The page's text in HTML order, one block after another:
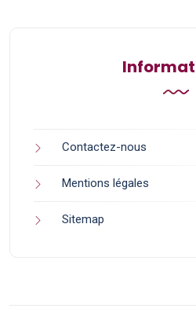
Contactez-nous
Mentions légales
Sitemap